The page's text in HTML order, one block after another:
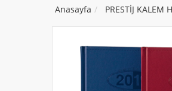
Anasayfa PRESTİJ KALEM